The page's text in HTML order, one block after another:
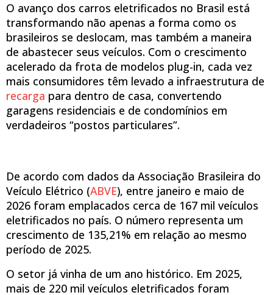
O avanço dos carros eletrificados no Brasil está
transformando não apenas a forma como os
brasileiros se deslocam, mas também a maneira
de abastecer seus veículos. Com o crescimento
acelerado da frota de modelos plug-in, cada vez
mais consumidores têm levado a infraestrutura de
recarga para dentro de casa, convertendo
garagens residenciais e de condomínios em
verdadeiros “postos particulares”.
De acordo com dados da Associação Brasileira do
Veículo Elétrico (ABVE), entre janeiro e maio de
2026 foram emplacados cerca de 167 mil veículos
eletrificados no país. O número representa um
crescimento de 135,21% em relação ao mesmo
período de 2025.
O setor já vinha de um ano histórico. Em 2025,
mais de 220 mil veículos eletrificados foram